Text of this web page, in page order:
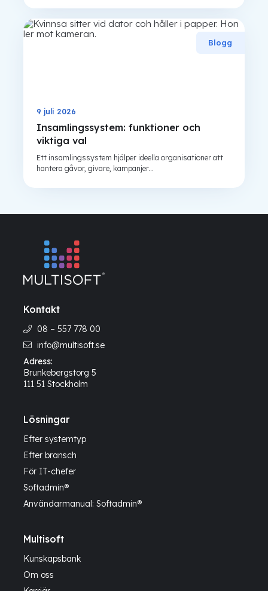
Blogg
9 juli 2026
Insamlingssystem: funktioner och
viktiga val
Ett insamlingssystem hjälper ideella organisationer att
hantera gåvor, givare, kampanjer...
Kontakt
08 – 557 778 00
info@multisoft.se
Adress:
Brunkebergstorg 5
111 51 Stockholm
Lösningar
Efter systemtyp
Efter bransch
För IT-chefer
Softadmin®
Användarmanual: Softadmin®
Multisoft
Kunskapsbank
Om oss